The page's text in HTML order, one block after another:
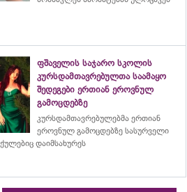
ფშაველის საჯარო სკოლის
კურსდამთავრებულთა საამაყო
შედეგები ერთიან ეროვნულ
გამოცდებზე
კურსდამთავრებულებმა ერთიან
ეროვნულ გამოცდებზე სასურველი
დაიმსახურეს